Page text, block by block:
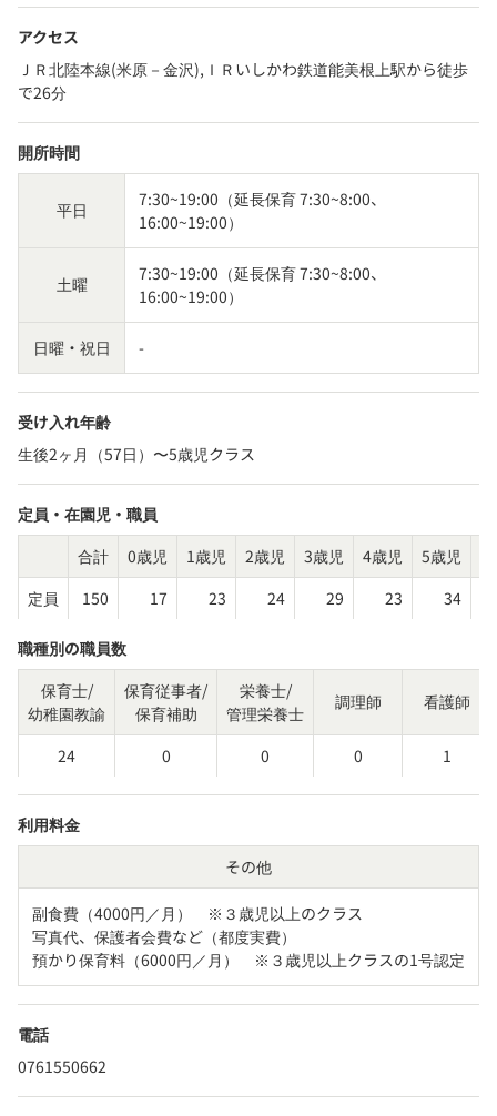
アクセス
ＪＲ北陸本線(米原－金沢),ＩＲいしかわ鉄道能美根上駅から徒歩
で26分
開所時間
平日
7:30~19:00（延長保育 7:30~8:00、
16:00~19:00）
土曜
7:30~19:00（延長保育 7:30~8:00、
16:00~19:00）
日曜・祝日 -
受け入れ年齢
生後2ヶ月（57日）〜5歳児クラス
定員・在園児・職員
合計
0歳児 1歳児 2歳児 3歳児 4歳児 5歳児
定員
150 17 23 24 29 23 34
職種別の職員数
保育士/
幼稚園教諭
保育従事者/
保育補助
栄養士/
管理栄養士
調理師 看護師
24 0 0 0 1
利用料金
その他
副食費（4000円／月）　※３歳児以上のクラス
写真代、保護者会費など（都度実費）
預かり保育料（6000円／月）　※３歳児以上クラスの1号認定
電話
0761550662